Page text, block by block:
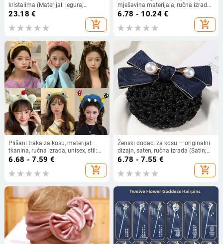
kristalima (Materijal: legura;
Kvaliteta: elektro zlato; Stil: ženski;
Rhinestone glass)
23.18 €
add_shopping_cart
mješavina materijala, ručna izrada,
porijeklo Yiwu
6.78 - 10.24€
add_shopping_cart
Plišani traka za kosu, materijal:
tkanina, ručna izrada, unisex, stil:
crtani
6.68 - 7.59 €
add_shopping_cart
Ženski dodaci za kosu — originalni
dizajn, saten, ručna izrada (Satin;
Handmade; Original design;
6.78 - 7.55 €
add_shopping_cart